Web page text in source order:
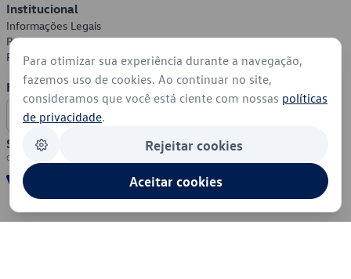
Institucional
Informações Legais
Política de Privacidade
Política de Cookies
Formas de Pagamento
Segurança
Para otimizar sua experiência durante a navegação,
fazemos uso de cookies. Ao continuar no site,
consideramos que você está ciente com nossas políticas
de privacidade.
Rejeitar cookies
Aceitar cookies